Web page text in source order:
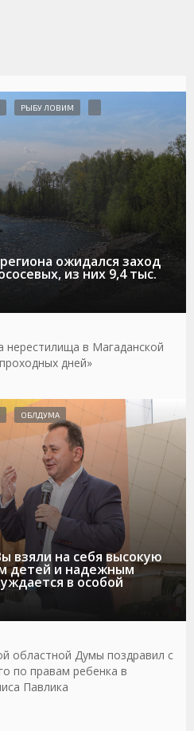
ожидался заход
из них 9,4 тыс.
РЫБУ ЛОВИМ
нерестилища в Магаданской
дней»
взяли на себя высокую
детей и надежным
в особой
ОБЛДУМА
областной Думы поздравил с
по правам ребенка в
Павлика